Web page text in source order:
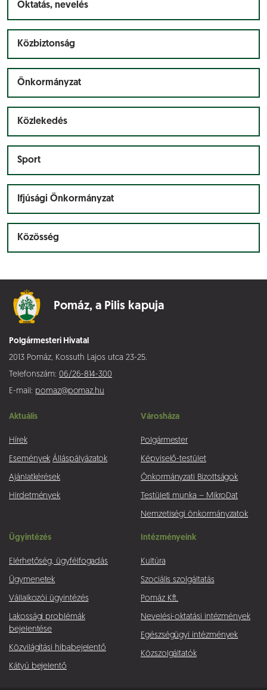
Oktatás, nevelés
Közbiztonság
Önkormányzat
Közlekedés
Sport
Ifjúsági Önkormányzat
Közösség
Pomáz, a Pilis kapuja
Polgármesteri Hivatal
2013 Pomáz, Kossuth Lajos utca 23-25.
Telefonszám: 06/26-814-300
E-mail: pomaz@pomaz.hu
Aktuális
Hírek
Események Álláspályázatok
Ajánlatkérések
Hirdetmények
Városháza
Polgármester
Képviselő-testület
Önkormányzati Bizottságok
Testületi munka – MikroDat
Nemzetiségi önkormányzatok
Ügyintézés
Elérhetőség, ügyfélfogadás
Ügymenetek
Vállalkozói ügyintézés
Lakossági problémák
bejelentése
Közvilágítási hibabejelentő
Kátyú bejelentő
Intézményeink
Kultúra
Szociális szolgáltatás
Pomáz Kft.
Nevelési-oktatási intézmények
Egészségügyi intézmények
Közszolgáltatók